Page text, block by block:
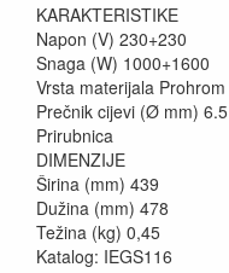
KARAKTERISTIKE
Napon (V) 230+230
Snaga (W) 1000+1600
Vrsta materijala Prohrom
Prečnik cijevi (Ø mm) 6.5
Prirubnica
DIMENZIJE
Širina (mm) 439
Dužina (mm) 478
Težina (kg) 0,45
Katalog: IEGS116